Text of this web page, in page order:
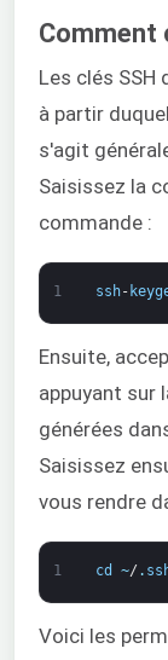
Comment
Les clés
à partir
s'agit
Saisissez la
commande :
1 ssh-
Ensuite,
appuyant sur
générées
Saisissez
vous rendre
1 cd ~/ .
Voici les